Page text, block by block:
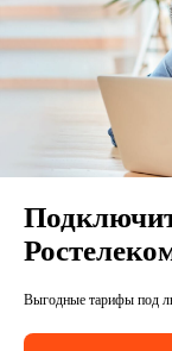
Все тарифы
Мобильная
Бизнесу
Выгодные тарифы под